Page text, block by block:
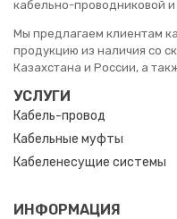
кабельно-проводниковой и
Мы предлагаем клиентам
продукцию из наличия со
Казахстана и России, а
УСЛУГИ
Кабель-провод
Кабельные муфты
Кабеленесущие системы
ИНФОРМАЦИЯ